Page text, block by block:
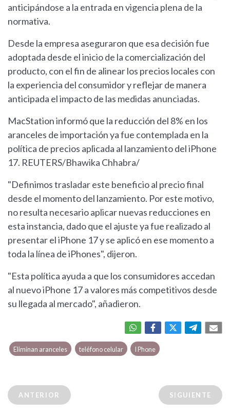
anticipándose a la entrada en vigencia plena de la
normativa.
Desde la empresa aseguraron que esa decisión fue
adoptada desde el inicio de la comercialización del
producto, con el fin de alinear los precios locales con
la experiencia del consumidor y reflejar de manera
anticipada el impacto de las medidas anunciadas.
MacStation informó que la reducción del 8% en los
aranceles de importación ya fue contemplada en la
política de precios aplicada al lanzamiento del iPhone
17. REUTERS/Bhawika Chhabra/
"Definimos trasladar este beneficio al precio final
desde el momento del lanzamiento. Por este motivo,
no resulta necesario aplicar nuevas reducciones en
esta instancia, dado que el ajuste ya fue realizado al
presentar el iPhone 17 y se aplicó en ese momento a
toda la línea de iPhones", dijeron.
"Esta política ayuda a que los consumidores accedan
al nuevo iPhone 17 a valores más competitivos desde
su llegada al mercado", añadieron.
Eliminan aranceles teléfono celular I Phone
ANTERIOR SIGUIENTE